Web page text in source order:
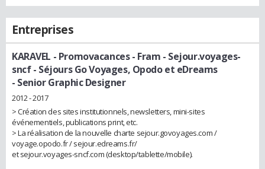
Entreprises
KARAVEL - Promovacances - Fram - Sejour.voyages-
sncf - Séjours Go Voyages, Opodo et eDreams
- Senior Graphic Designer
2012 - 2017
> Création des sites institutionnels, newsletters, mini-sites
événementiels, publications print, etc.
> La réalisation de la nouvelle charte sejour.govoyages.com /
voyage.opodo.fr / sejour.edreams.fr/
et sejour.voyages-sncf.com (desktop/tablette/mobile).